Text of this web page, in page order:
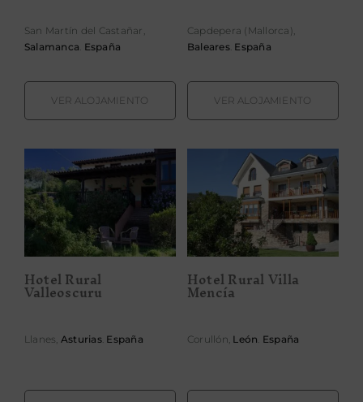
San Martín del Castañar,
Salamanca. España
VER ALOJAMIENTO
Capdepera (Mallorca),
Baleares. España
VER ALOJAMIENTO
Hotel Rural
Valleoscuru
Hotel Rural
Valleoscuru
Llanes, Asturias. España
Hotel Rural
Villa Mencía
Hotel Rural Villa
Mencía
Corullón, León. España